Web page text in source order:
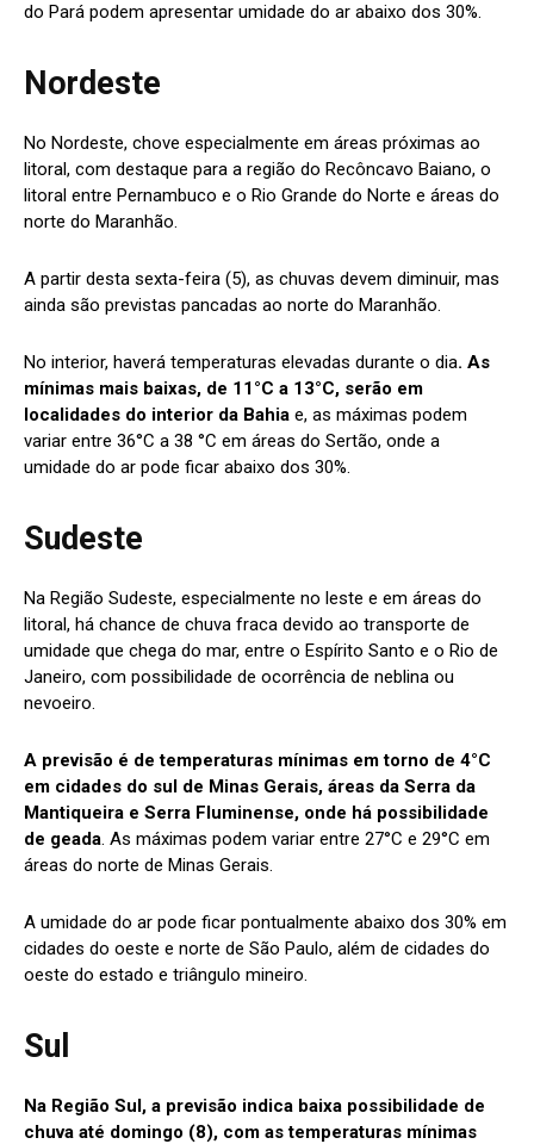
do Pará podem apresentar umidade do ar abaixo dos 30%.
Nordeste
No Nordeste, chove especialmente em áreas próximas ao
litoral, com destaque para a região do Recôncavo Baiano, o
litoral entre Pernambuco e o Rio Grande do Norte e áreas do
norte do Maranhão.
A partir desta sexta-feira (5), as chuvas devem diminuir, mas
ainda são previstas pancadas ao norte do Maranhão.
No interior, haverá temperaturas elevadas durante o dia. As
mínimas mais baixas, de 11°C a 13°C, serão em
localidades do interior da Bahia e, as máximas podem
variar entre 36°C a 38 °C em áreas do Sertão, onde a
umidade do ar pode ficar abaixo dos 30%.
Sudeste
Na Região Sudeste, especialmente no leste e em áreas do
litoral, há chance de chuva fraca devido ao transporte de
umidade que chega do mar, entre o Espírito Santo e o Rio de
Janeiro, com possibilidade de ocorrência de neblina ou
nevoeiro.
A previsão é de temperaturas mínimas em torno de 4°C
em cidades do sul de Minas Gerais, áreas da Serra da
Mantiqueira e Serra Fluminense, onde há possibilidade
de geada. As máximas podem variar entre 27°C e 29°C em
áreas do norte de Minas Gerais.
A umidade do ar pode ficar pontualmente abaixo dos 30% em
cidades do oeste e norte de São Paulo, além de cidades do
oeste do estado e triângulo mineiro.
Sul
Na Região Sul, a previsão indica baixa possibilidade de
chuva até domingo (8), com as temperaturas mínimas